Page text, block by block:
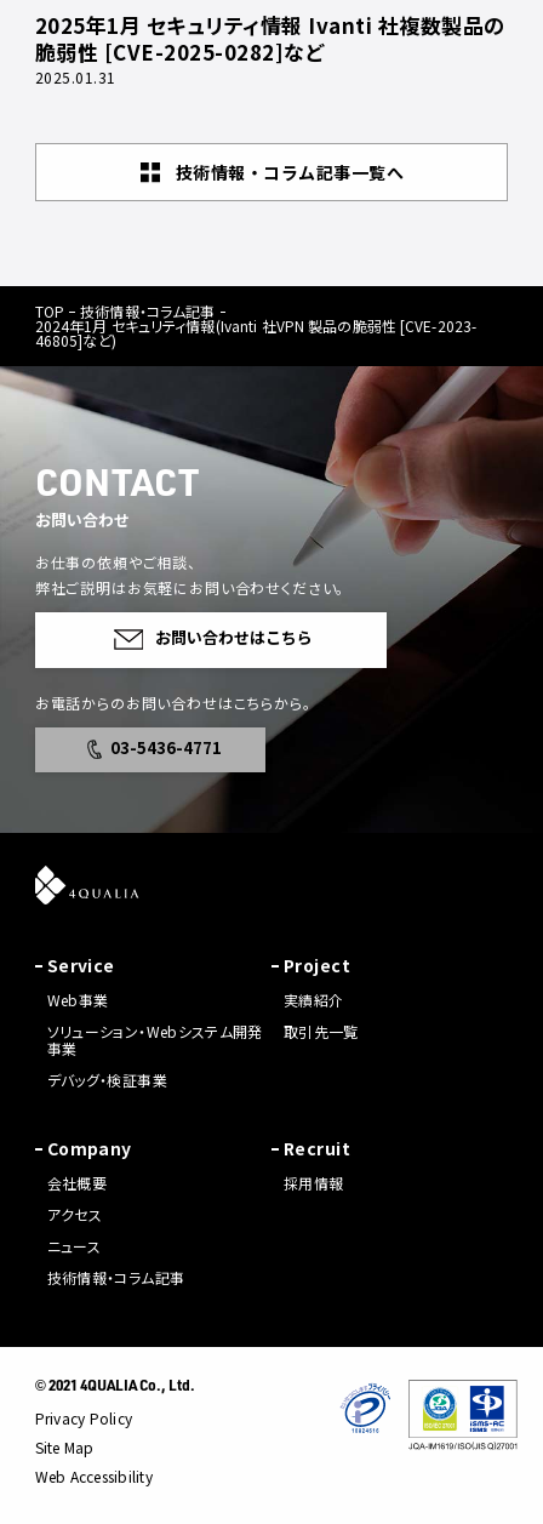
2025年1月 セキュリティ情報 Ivanti 社複数製品の
脆弱性 [CVE-2025-0282]など
2025.01.31
技術情報・コラム記事一覧へ
TOP 技術情報・コラム記事
2024年1月 セキュリティ情報(Ivanti 社VPN 製品の脆弱性 [CVE-2023-
46805]など)
CONTACT
お問い合わせ
お仕事の依頼やご相談、
弊社ご説明はお気軽にお問い合わせください。
お問い合わせはこちら
お電話からのお問い合わせはこちらから。
03-5436-4771
Service
Web事業
ソリューション・Webシステム開発
事業
デバッグ・検証事業
Project
実績紹介
取引先一覧
Company
会社概要
アクセス
ニュース
技術情報・コラム記事
Recruit
採用情報
©2021 4QUALIA Co., Ltd.
Privacy Policy
Site Map
Web Accessibility